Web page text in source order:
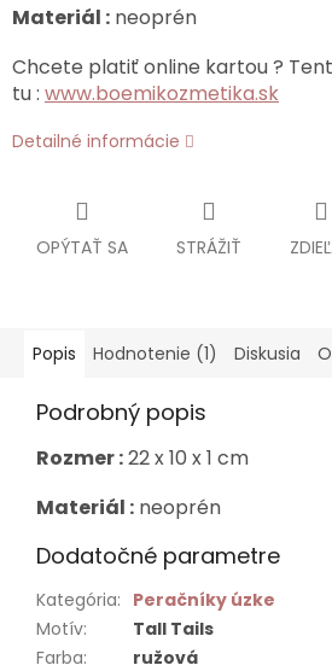
Materiál : neoprén
Chcete platiť online kartou ?
tu : www.boemikozmetika.sk
Detailné informácie
OPÝTAŤ SA STRÁŽIŤ
Popis Hodnotenie (1) Diskusia
Podrobný popis
Rozmer :22 x 10 x 1 cm
Materiál : neoprén
Dodatočné parametre
Kategória: Peračníky úzke
Motív:
Tall Tails
Farba: ružová